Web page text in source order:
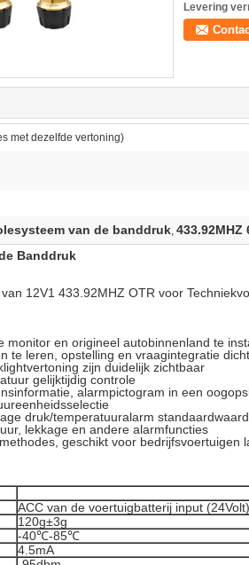
Levering
met dezelfde vertoning)
van de banddruk, 433.92MHZ
Banddruk
12V1 433.92MHZ OTR voor
monitor en origineel autobinnenland te
te leren, opstelling en vraagintegratie
zijn duidelijk zichtbaar
gelijktijdig controle
alarmpictogram in een
druk/temperatuuralarm
lekkage en andere alarmfuncties
geschikt voor bedrijfsvoertuigen
ACC van de voertuigbatterij input (24Volt)
120g±3g
-40℃-85℃
4.5mA